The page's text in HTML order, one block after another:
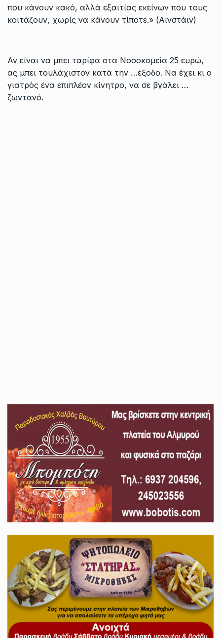
που κάνουν κακό, αλλά εξαιτίας εκείνων που τους
κοιτάζουν, χωρίς να κάνουν τίποτε.» (Αϊνστάιν)
Αν είναι να μπει ταρίφα στα Νοσοκομεία 25 ευρώ,
ας μπει τουλάχιστον κατά την …έξοδο. Να έχει κι ο
γιατρός ένα επιπλέον κίνητρο, να σε βγάλει …
ζωντανό.